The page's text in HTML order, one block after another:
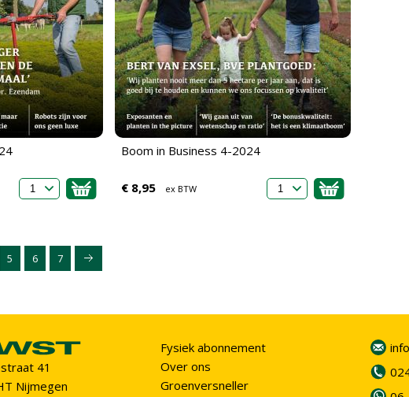
Boom in Business 4-2024
€ 8,95 ex BTW
5 6 7
41
Nijmegen
Fysiek abonnement
Over ons
Groenversneller